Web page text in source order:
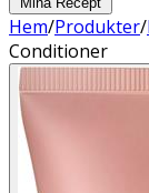
Hem/Produkter/
Conditioner